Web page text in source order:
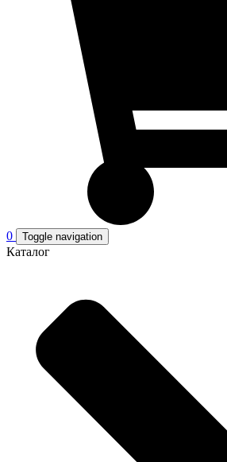
0 Toggle navigation
Каталог